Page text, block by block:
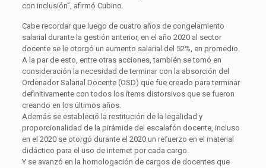
con inclusión”, afirmó Cubino.
Cabe recordar que luego de cuatro años de congelamiento
salarial durante la gestión anterior, en el año 2020 al sector
docente se le otorgó un aumento salarial del 52%, en promedio.
A la par de esto, entre otras acciones, también se tomó en
consideración la necesidad de terminar con la absorción del
Ordenador Salarial Docente (OSD) que fue creado para terminar
definitivamente con todos los ítems distorsivos que se fueron
creando en los últimos años.
Además se estableció la restitución de la legalidad y
proporcionalidad de la pirámide del escalafón docente, incluso
en el 2020 se otorgó durante el 2020 un refuerzo en el material
didáctico para el uso de internet por cada cargo.
Y se avanzó en la homologación de cargos de docentes que